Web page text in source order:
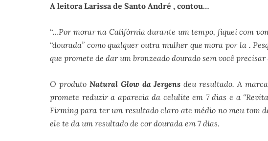
A leitora Larissa de Santo André , contou…
“…Por morar na Califórnia durante um tempo, fiquei com
“dourada” como qualquer outra mulher que mora por la .
que promete de dar um bronzeado dourado sem você
O produtoNatural Glow da Jergens deu resultado. A
promete reduzir a aparecia da celulite em 7 dias e a
Firming para ter um resultado claro ate médio no meu tom
ele te da um resultado de cor dourada em 7 dias.